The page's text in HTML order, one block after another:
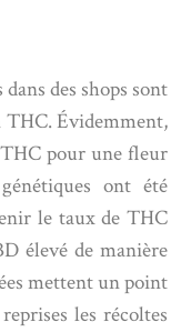
des shops sont
THC. Évidemment,
pour une fleur
ont été
le taux de THC
élevé de manière
mettent un point
les récoltes